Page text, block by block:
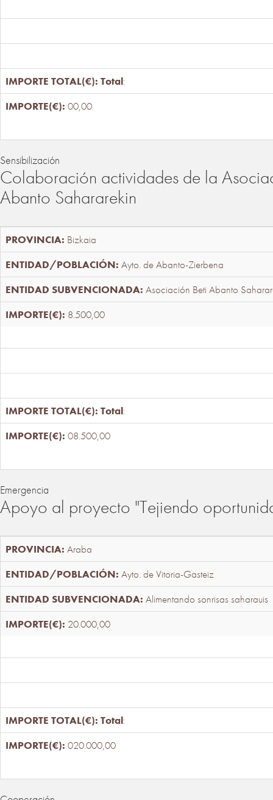
Total:
00,00
Sensibilización
Colaboración actividades de la
Abanto Sahararekin
Bizkaia
Ayto. de Abanto-Zierbena
Asociación Beti Abanto
8.500,00
Total:
08.500,00
Emergencia
Apoyo al proyecto "Tejiendo
Araba
Ayto. de Vitoria-Gasteiz
Alimentando sonrisas saharauis
20.000,00
Total:
020.000,00